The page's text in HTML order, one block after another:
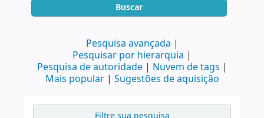
Buscar
Pesquisa avançada
Pesquisar por hierarquia
Pesquisa de autoridade
Nuvem de tags
Mais popular
Sugestões de aquisição